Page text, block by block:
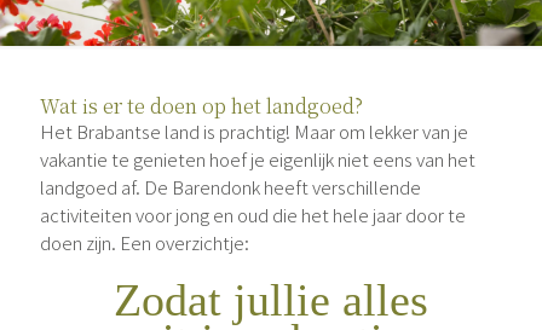
Wat is er te doen op het landgoed?
Het Brabantse land is prachtig! Maar om lekker van je
vakantie te genieten hoef je eigenlijk niet eens van het
landgoed af. De Barendonk heeft verschillende
activiteiten voor jong en oud die het hele jaar door te
doen zijn. Een overzichtje:
Zodat jullie alles